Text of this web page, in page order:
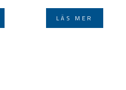
LÄS MER